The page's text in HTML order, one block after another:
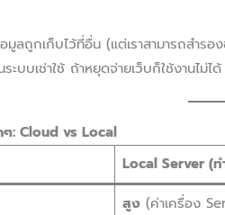
มูลถูกเก็บไว้ที่อื่น (แต่เราสามารถสำรอ
ระบบเช่าใช้ ถ้าหยุดจ่ายเว็บก็ใช้งานไม่ได้
ๆ: Cloud vs Local
Local Server (ท
สูง(ค่าเครื่อง